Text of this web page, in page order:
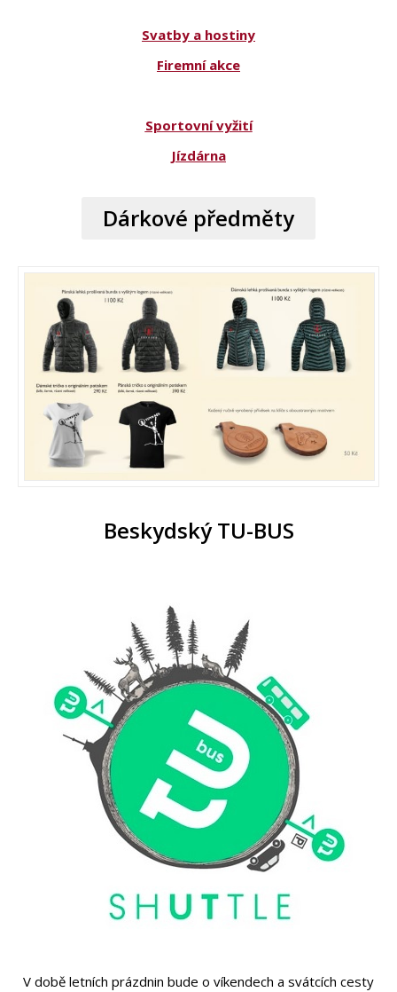
Svatby a hostiny
Firemní akce
Sportovní vyžití
Jízdárna
Dárkové předměty
Beskydský TU-BUS
V době letních prázdnin bude o víkendech a svátcích cesty